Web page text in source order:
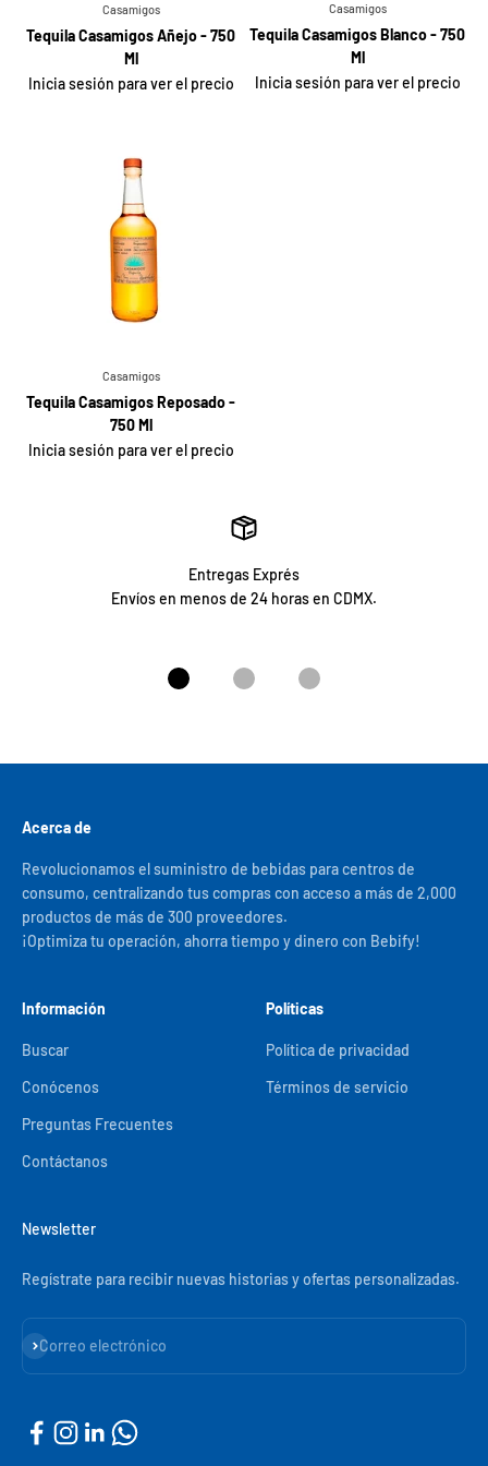
Casamigos
Tequila Casamigos Añejo - 750
Ml
Inicia sesión para ver el precio
Casamigos
Tequila Casamigos Blanco - 750
Ml
Inicia sesión para ver el precio
Casamigos
Tequila Casamigos Reposado -
750 Ml
Inicia sesión para ver el precio
Entregas Exprés
Envíos en menos de 24 horas en CDMX.
Ir al artículo 1Ir al artículo 2Ir al artículo 3
Acerca de
Revolucionamos el suministro de bebidas para centros de
consumo, centralizando tus compras con acceso a más de 2,000
productos de más de 300 proveedores.
¡Optimiza tu operación, ahorra tiempo y dinero con Bebify!
Información
Buscar
Conócenos
Preguntas Frecuentes
Contáctanos
Políticas
Política de privacidad
Términos de servicio
Newsletter
Regístrate para recibir nuevas historias y ofertas personalizadas.
Correo electrónico
Suscribirse